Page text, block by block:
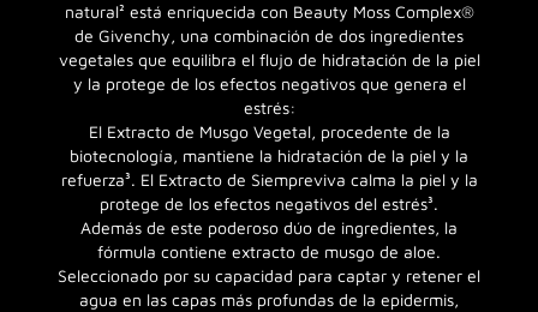
natural² está enriquecida con Beauty Moss Complex®
de Givenchy, una combinación de dos ingredientes
vegetales que equilibra el flujo de hidratación de la piel
y la protege de los efectos negativos que genera el
estrés:
El Extracto de Musgo Vegetal, procedente de la
biotecnología, mantiene la hidratación de la piel y la
refuerza³. El Extracto de Siempreviva calma la piel y la
protege de los efectos negativos del estrés³.
Además de este poderoso dúo de ingredientes, la
fórmula contiene extracto de musgo de aloe.
Seleccionado por su capacidad para captar y retener el
agua en las capas más profundas de la epidermis,